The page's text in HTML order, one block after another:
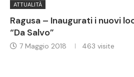
ATTUALITÀ
Ragusa – Inaugurati i nuovi
“Da Salvo”
7 Maggio 2018 463 visite